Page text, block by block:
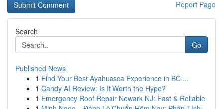
Report Page
Search
Go
Published News
1 Find Your Best Ayahuasca Experience in BC ...
1 Candy AI Review: Is It Worth the Hype?
1 Emergency Roof Repair Newark NJ: Fast & Reliable